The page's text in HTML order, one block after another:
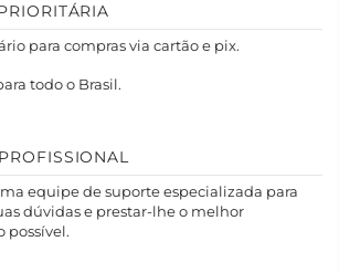
para compras via cartão e pix.
todo o Brasil.
equipe de suporte especializada para
dúvidas e prestar-lhe o melhor
possível.